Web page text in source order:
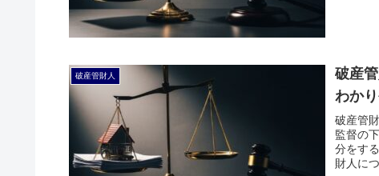
破産管財人
破産
わか
破産管
監督の
分をす
財人に